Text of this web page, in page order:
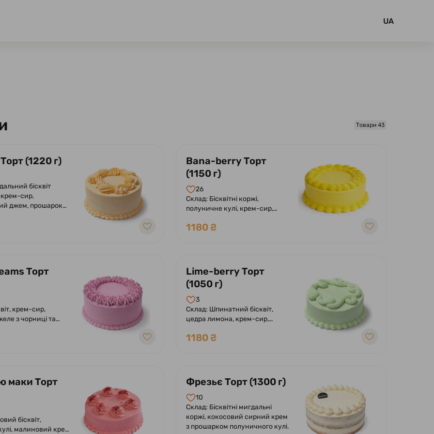
UA
Товари 43
(1220 г)
бісквіт
сир,
джем, прошарок
Bana-berry Торт
(1150 г)
26
Склад: Бісквітні коржі,
полуничне кулі, крем-сир,
1180 ₴
Торт
крем-сир,
з чорниці та
Lime-berry Торт
(1050 г)
3
Склад: Шпинатний бісквіт,
цедра лимона, крем-сир,
1180 ₴
маки Торт
бісквіт,
малиновий крем
Фрезьє Торт (1300 г)
10
Склад: Бісквітні мигдальні
коржі, кокосовий сирний крем
з прошарком полуничного кулі.